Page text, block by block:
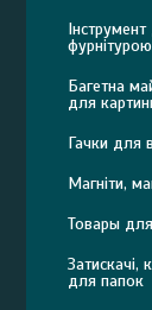
фурнітурою
Багетна
для
Гачки для
Магніти,
Товары
Затискачі,
для папок